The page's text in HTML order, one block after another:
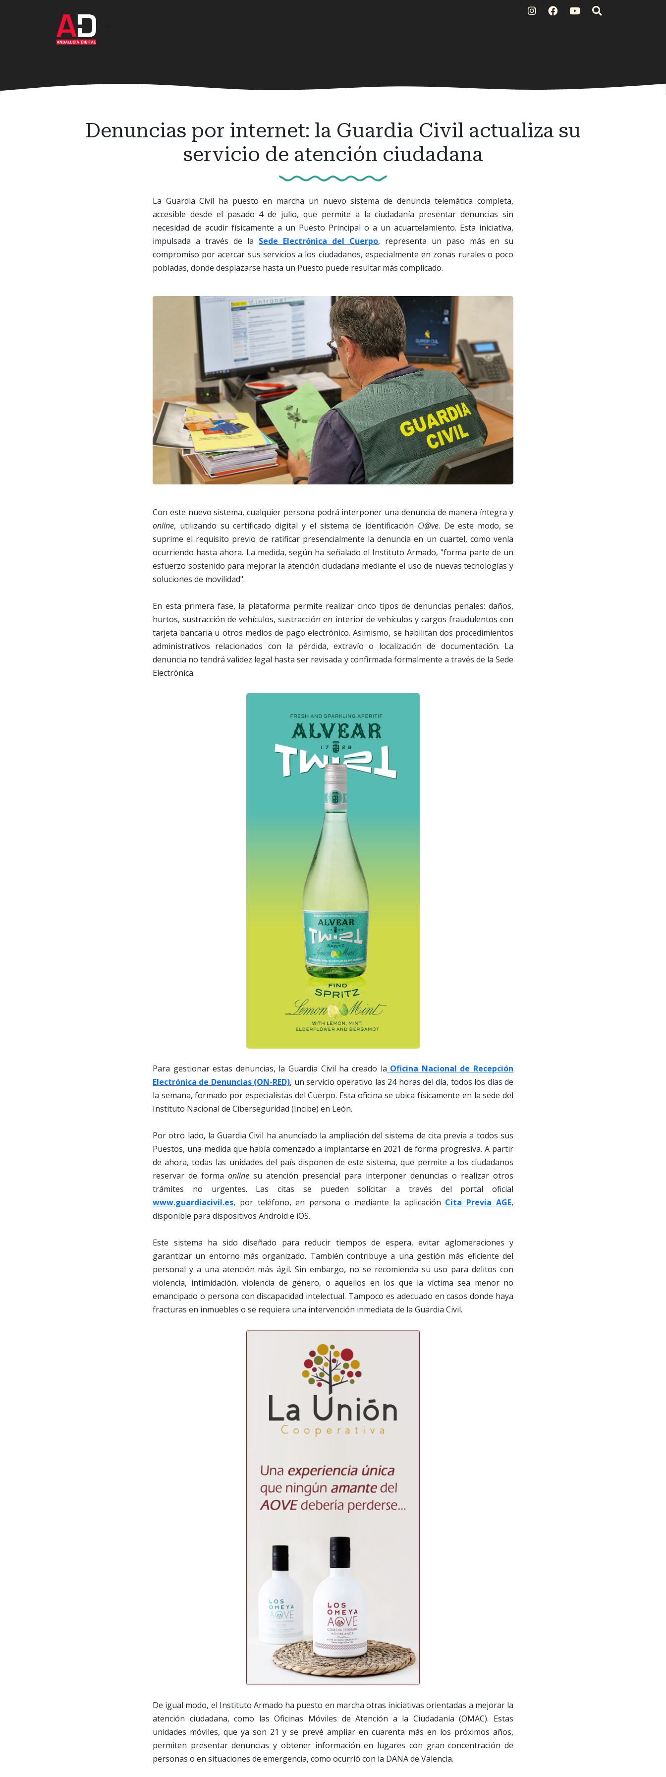
Denuncias por internet: la Guardia Civil actualiza su
servicio de atención ciudadana
La Guardia Civil ha puesto en marcha un nuevo sistema de denuncia telemática completa,
accesible desde el pasado 4 de julio, que permite a la ciudadanía presentar denuncias sin
necesidad de acudir físicamente a un Puesto Principal o a un acuartelamiento. Esta iniciativa,
impulsada a través de la Sede Electrónica del Cuerpo, representa un paso más en su
compromiso por acercar sus servicios a los ciudadanos, especialmente en zonas rurales o poco
pobladas, donde desplazarse hasta un Puesto puede resultar más complicado.
Con este nuevo sistema, cualquier persona podrá interponer una denuncia de manera íntegra y
online, utilizando su certificado digital y el sistema de identificación Cl@ve. De este modo, se
suprime el requisito previo de ratificar presencialmente la denuncia en un cuartel, como venía
ocurriendo hasta ahora. La medida, según ha señalado el Instituto Armado, "forma parte de un
esfuerzo sostenido para mejorar la atención ciudadana mediante el uso de nuevas tecnologías y
soluciones de movilidad".
En esta primera fase, la plataforma permite realizar cinco tipos de denuncias penales: daños,
hurtos, sustracción de vehículos, sustracción en interior de vehículos y cargos fraudulentos con
tarjeta bancaria u otros medios de pago electrónico. Asimismo, se habilitan dos procedimientos
administrativos relacionados con la pérdida, extravío o localización de documentación. La
denuncia no tendrá validez legal hasta ser revisada y confirmada formalmente a través de la Sede
Electrónica.
Para gestionar estas denuncias, la Guardia Civil ha creado la Oficina Nacional de Recepción
Electrónica de Denuncias (ON-RED), un servicio operativo las 24 horas del día, todos los días de
la semana, formado por especialistas del Cuerpo. Esta oficina se ubica físicamente en la sede del
Instituto Nacional de Ciberseguridad (Incibe) en León.
Por otro lado, la Guardia Civil ha anunciado la ampliación del sistema de cita previa a todos sus
Puestos, una medida que había comenzado a implantarse en 2021 de forma progresiva. A partir
de ahora, todas las unidades del país disponen de este sistema, que permite a los ciudadanos
reservar de forma online su atención presencial para interponer denuncias o realizar otros
trámites no urgentes. Las citas se pueden solicitar a través del portal oficial
www.guardiacivil.es, por teléfono, en persona o mediante la aplicación Cita Previa AGE,
disponible para dispositivos Android e iOS.
Este sistema ha sido diseñado para reducir tiempos de espera, evitar aglomeraciones y
garantizar un entorno más organizado. También contribuye a una gestión más eficiente del
personal y a una atención más ágil. Sin embargo, no se recomienda su uso para delitos con
violencia, intimidación, violencia de género, o aquellos en los que la víctima sea menor no
emancipado o persona con discapacidad intelectual. Tampoco es adecuado en casos donde haya
fracturas en inmuebles o se requiera una intervención inmediata de la Guardia Civil.
De igual modo, el Instituto Armado ha puesto en marcha otras iniciativas orientadas a mejorar la
atención ciudadana, como las Oficinas Móviles de Atención a la Ciudadanía (OMAC). Estas
unidades móviles, que ya son 21 y se prevé ampliar en cuarenta más en los próximos años,
permiten presentar denuncias y obtener información en lugares con gran concentración de
personas o en situaciones de emergencia, como ocurrió con la DANA de Valencia.